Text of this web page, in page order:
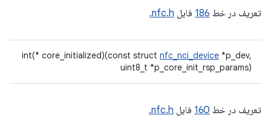
تعریف در خط 186 فایل nfc.h.
int(* core_initialized)(const struct nfc_nci_device *p_dev,
uint8_t *p_core_init_rsp_params)
تعریف در خط 160 فایل nfc.h.